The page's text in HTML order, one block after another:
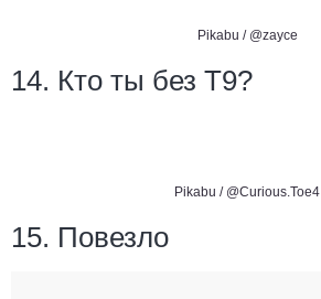
Pikabu / @zayce
14. Кто ты без Т9?
Pikabu / @Curious.Toe4
15. Повезло